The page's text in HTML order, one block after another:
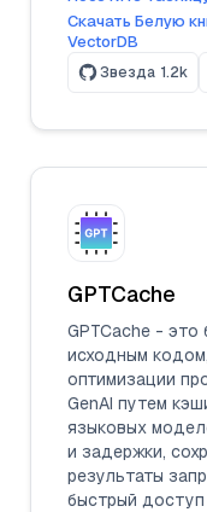
Скачать Белую
VectorDB
Звезда 1.2k
GPTCache
GPTCache - это
исходным
оптимизации
GenAI путем
языковых
и задержки,
результаты
быстрый